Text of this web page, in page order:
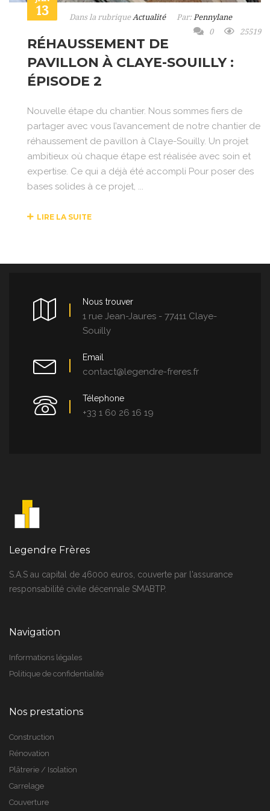
13 Dans la rubriqueActualité Par: Pennylane
0
25519
RÉHAUSSEMENT DE
PAVILLON À CLAYE-SOUILLY :
ÉPISODE 2
Nouvelle étape du chantier. Nous sommes fiers de
partager avec vous l’avancement de notre chantier de
réhaussement de pavillon à Claye-Souilly. Un projet
ambitieux où chaque étape est réalisée avec soin et
expertise. Ce qui a déjà été accompli Pour poser des
bases solides à ce projet, ...
LIRE LA SUITE
Nous trouver
1 rue Jean-Jaures - 77411 Claye-
Souilly
Email
contact@legendre-freres.fr
Télephone
+33 1 60 26 16 19
Legendre Frères
S.A.S au capital de 46000 euros, couverte par l'assurance
responsabilité civile décennale SMABTP.
Navigation
Informations légales
Politique de confidentialité
Nos prestations
Construction
Rénovation
Plâtrerie / Isolation
Carrelage
Couverture